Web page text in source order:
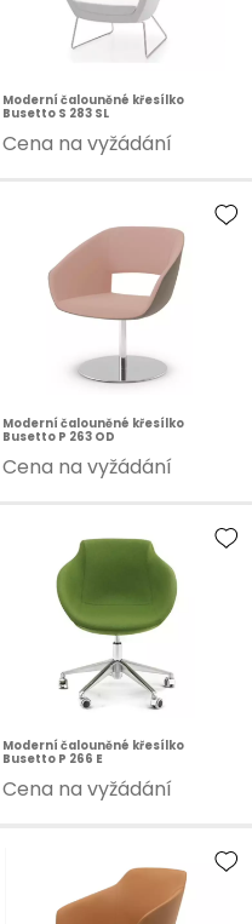
Moderní čalouněné křesílko
Busetto S 283 SL
Cena na vyžádání
Moderní čalouněné křesílko
Busetto P 263 OD
Cena na vyžádání
Moderní čalouněné křesílko
Busetto P 266 E
Cena na vyžádání